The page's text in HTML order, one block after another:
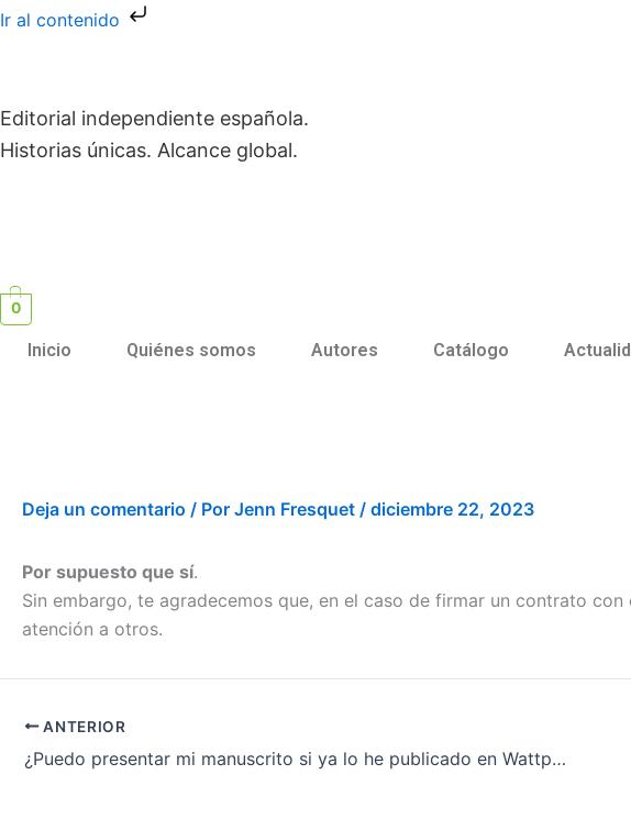
Ir al contenido
Ir
Editorial independiente española.
Historias únicas. Alcance global.
0
Inicio Quiénes somos Autores Catálogo
Deja un comentario / Por Jenn Fresquet / diciembre 22, 2023
Por supuesto que sí.
Sin embargo, te agradecemos que, en el caso de firmar un contrato
atención a otros.
ANTERIOR
¿Puedo presentar mi manuscrito si ya lo he publicado en Wattpad?